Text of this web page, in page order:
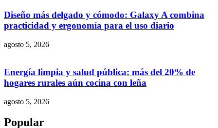
Diseño más delgado y cómodo: Galaxy A combina
practicidad y ergonomía para el uso diario
agosto 5, 2026
Energía limpia y salud pública: más del 20% de
hogares rurales aún cocina con leña
agosto 5, 2026
Popular